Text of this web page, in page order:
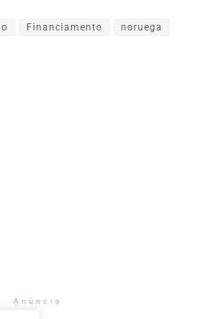
Financiamento noruega
Anúncio